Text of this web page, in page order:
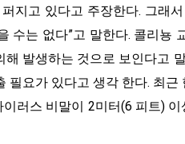
지고 있다고 주장한다. 그래
수는 없다”고 말한다. 콜리뇽
발생하는 것으로 보인다고
필요가 있다고 생각 한다. 최
러스 비말이 2미터(6 피트)